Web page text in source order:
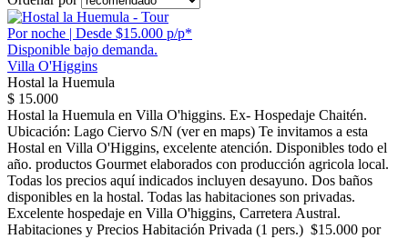
Por noche | Desde $15.000 p/p*
Disponible bajo demanda.
Villa O'Higgins
Hostal la Huemula
$ 15.000
Hostal la Huemula en Villa O'higgins. Ex- Hospedaje Chaitén.
Ubicación: Lago Ciervo S/N (ver en maps) Te invitamos a esta
Hostal en Villa O'Higgins, excelente atención. Disponibles todo el
año. productos Gourmet elaborados con producción agricola local.
Todas los precios aquí indicados incluyen desayuno. Dos baños
disponibles en la hostal. Todas las habitaciones son privadas.
Excelente hospedaje en Villa O'higgins, Carretera Austral.
Habitaciones y Precios Habitación Privada (1 pers.) $15.000 por